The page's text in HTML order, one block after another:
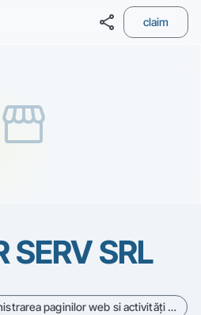
share claim
storefront
SERV SRL
Prelucrarea datelor administrarea paginilor web si activităţi conexe - Cod CAEN 6311